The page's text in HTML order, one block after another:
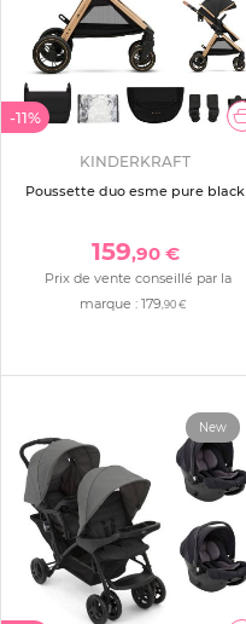
-11%
KINDERKRAFT
Poussette duo esme pure black
159,90 €
Prix de vente conseillé par la
marque : 179,90 €
New